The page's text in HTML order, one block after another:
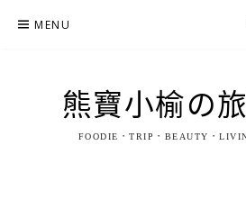
MENU
熊寶小榆の
FOODIE．TRIP．BEAUTY．